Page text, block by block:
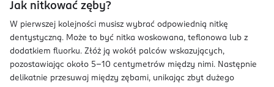
Jak nitkować zęby?
W pierwszej kolejności musisz wybrać odpowiednią nitkę
dentystyczną. Może to być nitka woskowana, teflonowa lub z
dodatkiem fluorku. Złóż ją wokół palców wskazujących,
pozostawiając około 5-10 centymetrów między nimi. Następnie
delikatnie przesuwaj między zębami, unikając zbyt dużego